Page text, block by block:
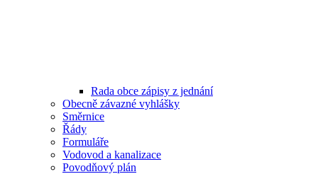
Rada obce zápisy z jednání
Obecně závazné vyhlášky
Směrnice
Řády
Formuláře
Vodovod a kanalizace
Povodňový plán